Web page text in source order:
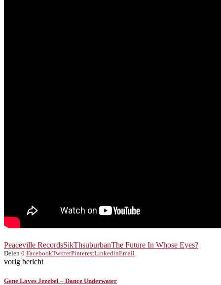
Peaceville RecordsSikThsuburbanThe Future In Whose Eyes?
Delen 0 FacebookTwitterPinterestLinkedinEmail
vorig bericht
Gene Loves Jezebel – Dance Underwater